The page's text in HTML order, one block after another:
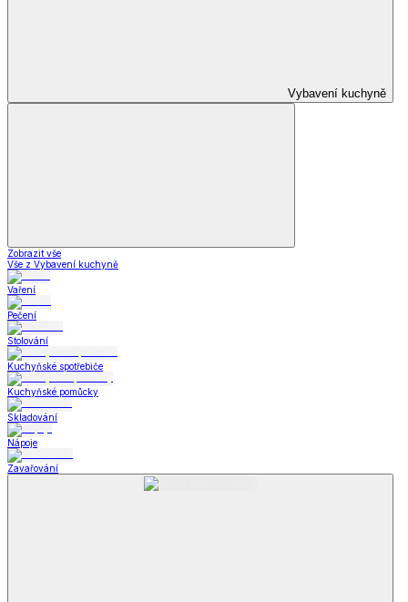
Vybavení kuchyně
Zobrazit vše
Vše z Vybavení kuchyně
Vaření
Pečení
Stolování
Kuchyňské spotřebiče
Kuchyňské pomůcky
Skladování
Nápoje
Zavařování